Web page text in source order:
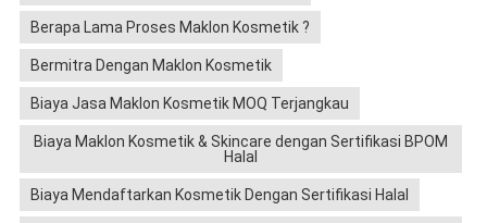
Berapa Lama Proses Maklon Kosmetik ?
Bermitra Dengan Maklon Kosmetik
Biaya Jasa Maklon Kosmetik MOQ Terjangkau
Biaya Maklon Kosmetik & Skincare dengan Sertifikasi BPOM
Halal
Biaya Mendaftarkan Kosmetik Dengan Sertifikasi Halal